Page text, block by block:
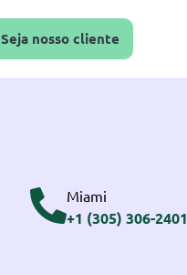
Seja nosso cliente
Miami
+1 (305) 306-2401